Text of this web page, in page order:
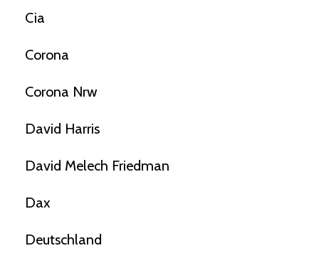
Cia
Corona
Corona Nrw
David Harris
David Melech Friedman
Dax
Deutschland